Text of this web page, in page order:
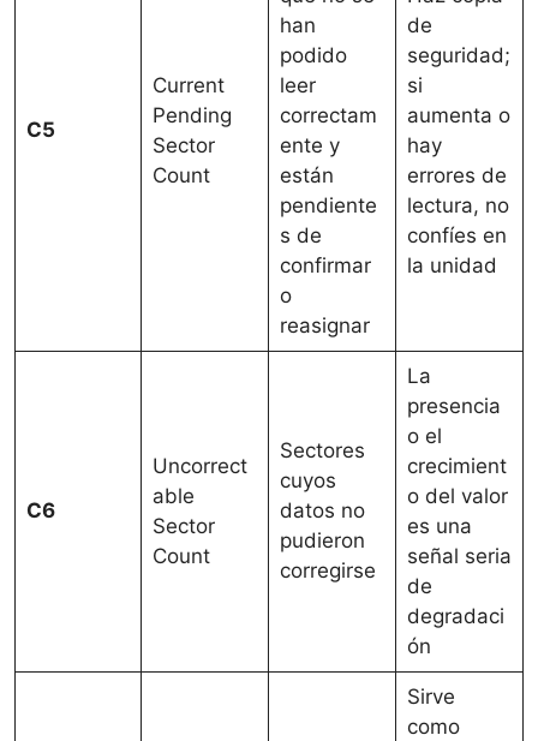
C5
Current
Pending
Sector
Count
han
podido
leer
correctam
ente y
están
pendiente
s de
confirmar
o
reasignar
de
seguridad;
si
aumenta o
hay
errores de
lectura, no
confíes en
la unidad
C6
Uncorrect
able
Sector
Count
Sectores
cuyos
datos no
pudieron
corregirse
La
presencia
o el
crecimient
o del valor
es una
señal seria
de
degradaci
ón
Sirve
como